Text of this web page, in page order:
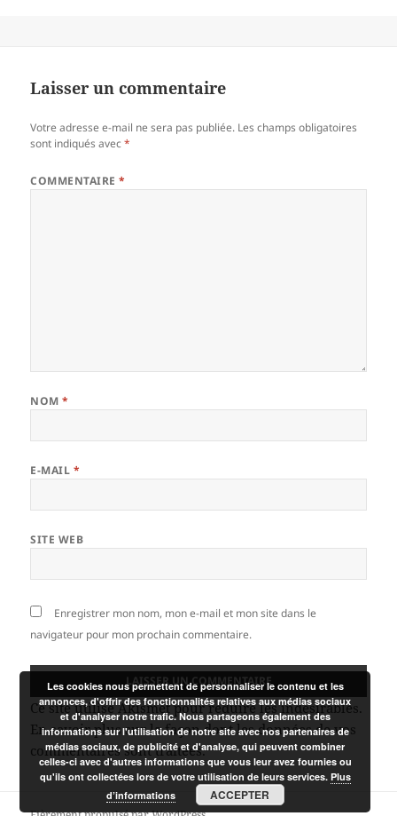
Laisser un commentaire
Votre adresse e-mail ne sera pas publiée. Les champs obligatoires
sont indiqués avec*
COMMENTAIRE*
NOM*
E-MAIL *
SITE WEB
Enregistrer mon nom, mon e-mail et mon site dans le
navigateur pour mon prochain commentaire.
Ce site utilise Akismet pour réduire les indésirables.
En savoir plus sur la façon dont les données de vos
commentaires sont traitées.
Les cookies nous permettent de personnaliser le contenu et les
annonces, d'offrir des fonctionnalités relatives aux médias sociaux
et d'analyser notre trafic. Nous partageons également des
informations sur l'utilisation de notre site avec nos partenaires de
médias sociaux, de publicité et d'analyse, qui peuvent combiner
celles-ci avec d'autres informations que vous leur avez fournies ou
qu'ils ont collectées lors de votre utilisation de leurs services. Plus
d’informations
ACCEPTER